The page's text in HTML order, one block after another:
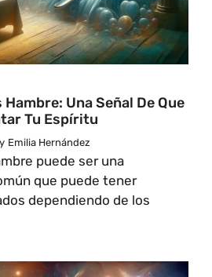
Una Señal De Que
Tu Espíritu
Emilia Hernández
puede ser una
que puede tener
dependiendo de los